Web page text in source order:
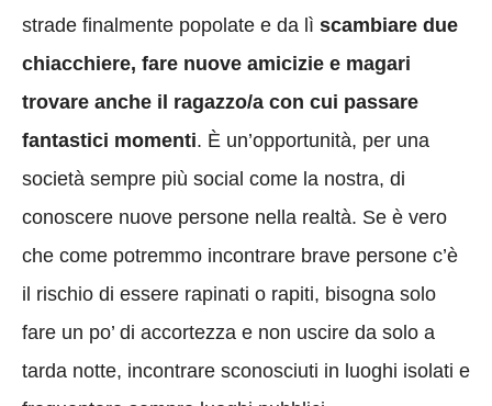
strade finalmente popolate e da lì scambiare due
chiacchiere, fare nuove amicizie e magari
trovare anche il ragazzo/a con cui passare
fantastici momenti. È un’opportunità, per una
società sempre più social come la nostra, di
conoscere nuove persone nella realtà. Se è vero
che come potremmo incontrare brave persone c’è
il rischio di essere rapinati o rapiti, bisogna solo
fare un po’ di accortezza e non uscire da solo a
tarda notte, incontrare sconosciuti in luoghi isolati e